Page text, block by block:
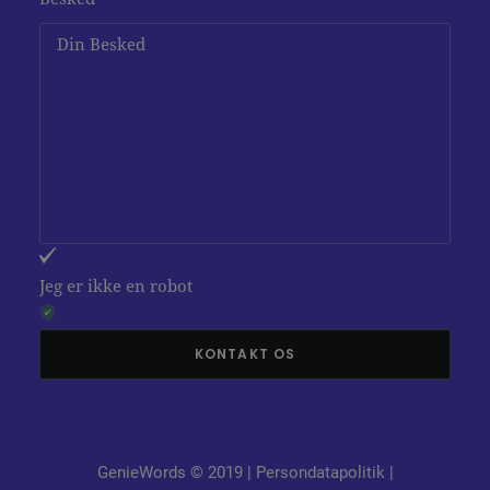
Jeg er ikke en robot
GenieWords © 2019 | Persondatapolitik |